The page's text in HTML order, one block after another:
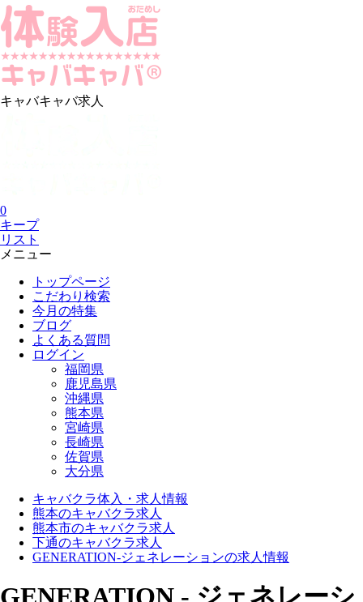
キャバキャバ求人
0
キープ
リスト
メニュー
トップページ
こだわり検索
今月の特集
ブログ
よくある質問
ログイン
福岡県
鹿児島県
沖縄県
熊本県
宮崎県
長崎県
佐賀県
大分県
キャバクラ体入・求人情報
熊本のキャバクラ求人
熊本市のキャバクラ求人
下通のキャバクラ求人
GENERATION-ジェネレーションの求人情報